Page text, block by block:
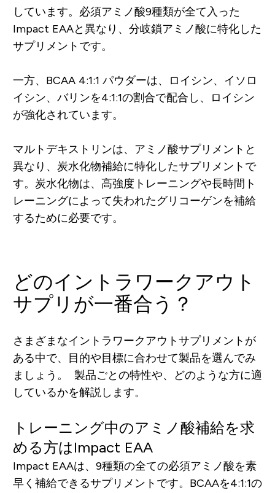
しています。必須アミノ酸9種類が全て入った
Impact EAAと異なり、分岐鎖アミノ酸に特化した
サプリメントです。
一方、BCAA 4:1:1 パウダーは、ロイシン、イソロ
イシン、バリンを4:1:1の割合で配合し、ロイシン
が強化されています。
マルトデキストリンは、アミノ酸サプリメントと
異なり、炭水化物補給に特化したサプリメントで
す。炭水化物は、高強度トレーニングや長時間ト
レーニングによって失われたグリコーゲンを補給
するために必要です。
どのイントラワークアウト
サプリが一番合う？
さまざまなイントラワークアウトサプリメントが
ある中で、目的や目標に合わせて製品を選んでみ
ましょう。 製品ごとの特性や、どのような方に適
しているかを解説します。
トレーニング中のアミノ酸補給を求
める方はImpact EAA
Impact EAAは、9種類の全ての必須アミノ酸を素
早く補給できるサプリメントです。BCAAを4:1:1の